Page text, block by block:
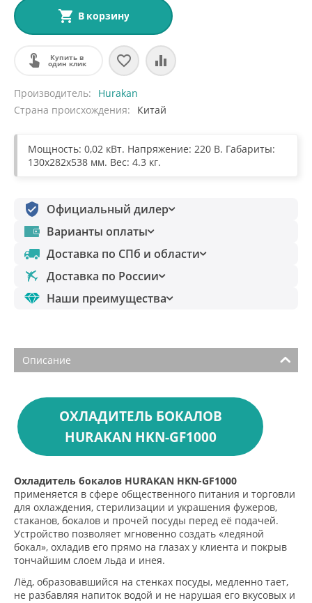
В корзину
Купить в
один клик
Производитель
Hurakan
Страна происхождения
Китай
Мощность: 0,02 кВт. Напряжение: 220 В. Габариты:
130x282x538 мм. Вес: 4.3 кг.
Официальный дилер
Варианты оплаты
Доставка по СПб и области
Доставка по России
Наши преимущества
Описание
ОХЛАДИТЕЛЬ БОКАЛОВ
HURAKAN HKN-GF1000
Охладитель бокалов HURAKAN HKN-GF1000
применяется в сфере общественного питания и торговли
для охлаждения, стерилизации и украшения фужеров,
стаканов, бокалов и прочей посуды перед её подачей.
Устройство позволяет мгновенно создать «ледяной
бокал», охладив его прямо на глазах у клиента и покрыв
тончайшим слоем льда и инея.
Лёд, образовавшийся на стенках посуды, медленно тает,
не разбавляя напиток водой и не нарушая его вкусовых и